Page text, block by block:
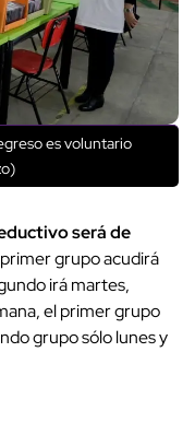
es voluntario
será de
grupo acudirá
irá martes,
el primer grupo
grupo sólo lunes y